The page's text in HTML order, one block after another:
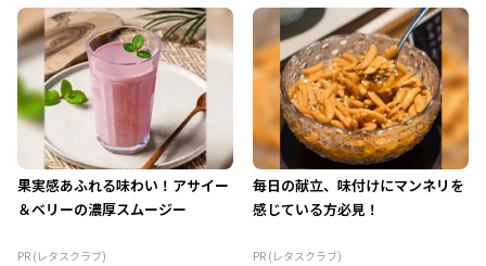
果実感あふれる味わい！アサイー
＆ベリーの濃厚スムージー
PR (レタスクラブ)
毎日の献立、味付けにマンネリを
感じている方必見！
PR (レタスクラブ)